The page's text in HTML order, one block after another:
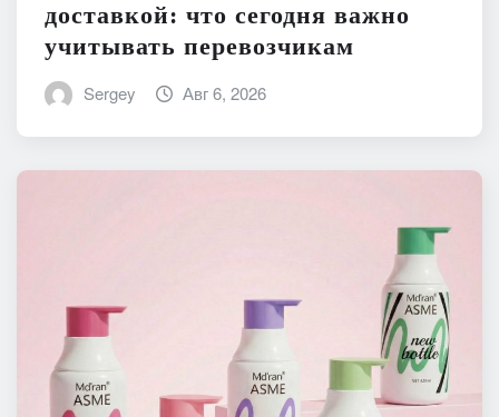
доставкой: что сегодня важно
учитывать перевозчикам
Sergey Авг 6, 2026